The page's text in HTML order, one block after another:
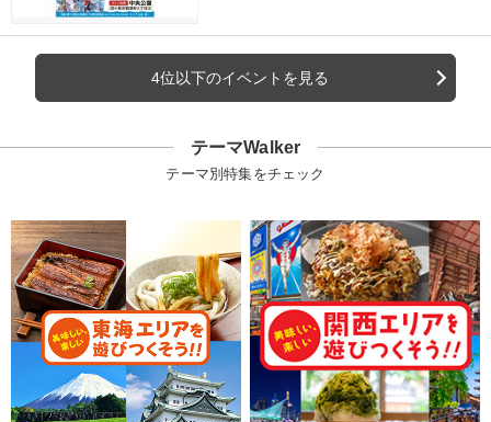
4位以下のイベントを見る
テーマWalker
テーマ別特集をチェック